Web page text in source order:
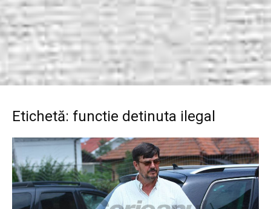
Etichetă: functie detinuta ilegal